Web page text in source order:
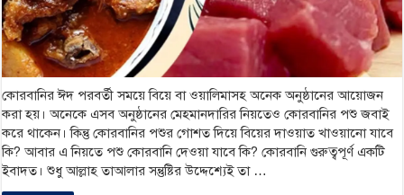
কোরবানির ঈদ পরবর্তী সময়ে বিয়ে বা ওয়ালিমাসহ অনেক অনুষ্ঠানের আয়োজন
করা হয়। অনেকে এসব অনুষ্ঠানের মেহমানদারির নিয়তেও কোরবানির পশু জবাই
করে থাকেন। কিন্তু কোরবানির পশুর গোশত দিয়ে বিয়ের দাওয়াত খাওয়ানো যাবে
কি? আবার এ নিয়তে পশু কোরবানি দেওয়া যাবে কি? কোরবানি গুরুত্বপূর্ণ একটি
ইবাদত। শুধু আল্লাহ তাআলার সন্তুষ্টির উদ্দেশ্যেই তা …